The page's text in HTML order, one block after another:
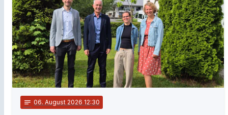
notes 06. August 2026 12:30